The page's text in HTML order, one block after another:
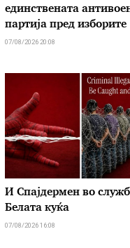
единствената
партија пред изборите
07/08/2026 20:08
И Спајдермен во
Белата куќа
07/08/2026 16:08